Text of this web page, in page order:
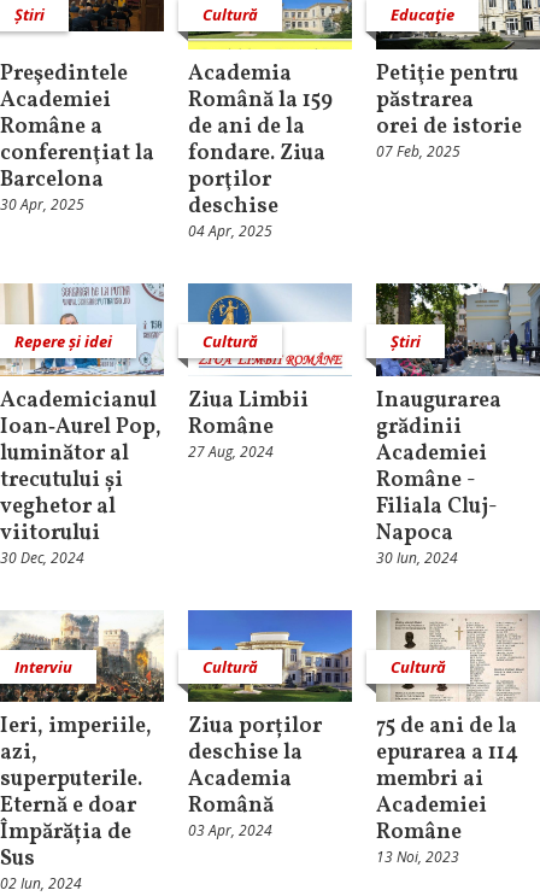
Știri
Preşedintele
Academiei
Române a
conferenţiat la
Barcelona
30 Apr, 2025
Cultură
Academia
Română la 159
de ani de la
fondare. Ziua
porţilor
deschise
04 Apr, 2025
Educaţie
Petiţie pentru
păstrarea
orei de istorie
07 Feb, 2025
Repere și idei
Academicianul
Ioan‑Aurel Pop,
luminător al
trecutului și
veghetor al
viitorului
30 Dec, 2024
Cultură
Ziua Limbii
Române
27 Aug, 2024
Știri
Inaugurarea
grădinii
Academiei
Române -
Filiala Cluj-
Napoca
30 Iun, 2024
Interviu
Ieri, imperiile,
azi,
superputerile.
Eternă e doar
Împărăția de
Sus
02 Iun, 2024
Cultură
Ziua porților
deschise la
Academia
Română
03 Apr, 2024
Cultură
75 de ani de la
epurarea a 114
membri ai
Academiei
Române
13 Noi, 2023